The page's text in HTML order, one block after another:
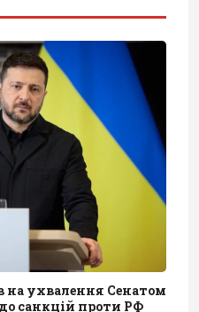
на ухвалення Сенатом
санкцій проти РФ